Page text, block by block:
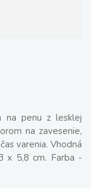
na penu z lesklej
na zavesenie,
varenia. Vhodná
x 5,8 cm. Farba -